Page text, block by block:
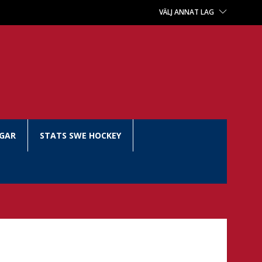
VÄLJ ANNAT LAG
STATS SWE HOCKEY